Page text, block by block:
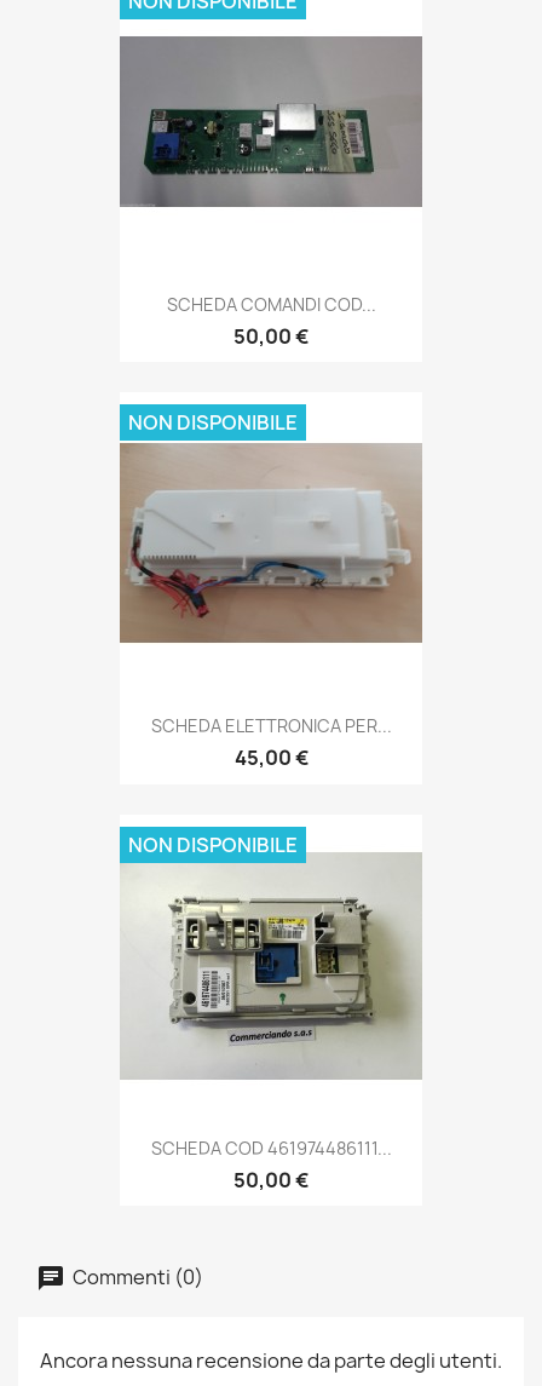
SCHEDA COMANDI COD...
50,00 €
SCHEDA ELETTRONICA PER...
45,00 €
NON DISPONIBILE
SCHEDA COD 461974486111...
50,00 €
NON DISPONIBILE
Commenti (0)
Ancora nessuna recensione da parte degli utenti.